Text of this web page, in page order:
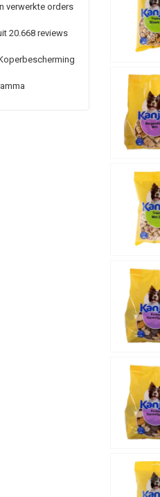
verwerkte orders
20.668 reviews